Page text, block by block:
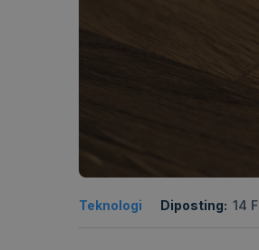
Teknologi Diposting: 14